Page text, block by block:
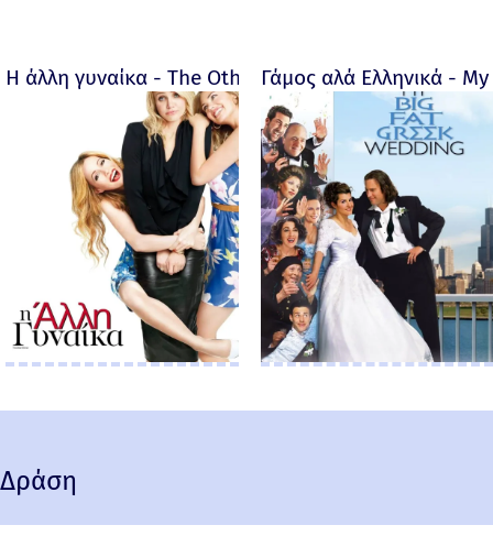
Η άλλη γυναίκα - The Other Woman – 2014
Γάμος αλά Ελληνικά -
Δράση